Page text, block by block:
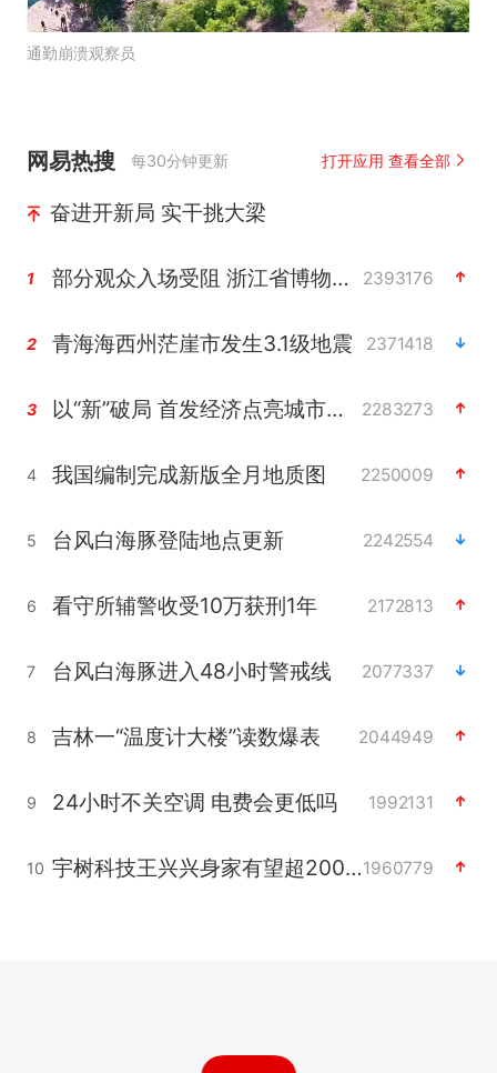
通勤崩溃观察员
网易热搜 每30分钟更新 打开应用 查看全部
奋进开新局 实干挑大梁
1 部分观众入场受阻 浙江省博物馆致歉 2393176
2 青海海西州茫崖市发生3.1级地震 2371418
3 以“新”破局 首发经济点亮城市消费活力 2283273
4 我国编制完成新版全月地质图 2250009
5 台风白海豚登陆地点更新 2242554
6 看守所辅警收受10万获刑1年 2172813
7 台风白海豚进入48小时警戒线 2077337
8 吉林一“温度计大楼”读数爆表 2044949
9 24小时不关空调 电费会更低吗 1992131
10 宇树科技王兴兴身家有望超200亿元1960779